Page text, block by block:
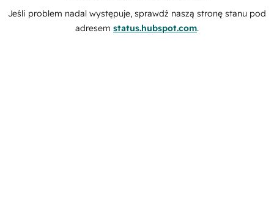
Jeśli problem nadal występuje, sprawdź naszą stronę stanu pod
adresem status.hubspot.com.